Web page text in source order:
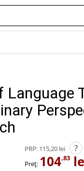
PRP: 115,20 lei ?
Preț: 104,83